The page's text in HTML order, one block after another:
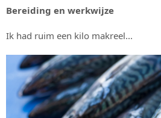
Bereiding en werkwijze
Ik had ruim een kilo makreel...